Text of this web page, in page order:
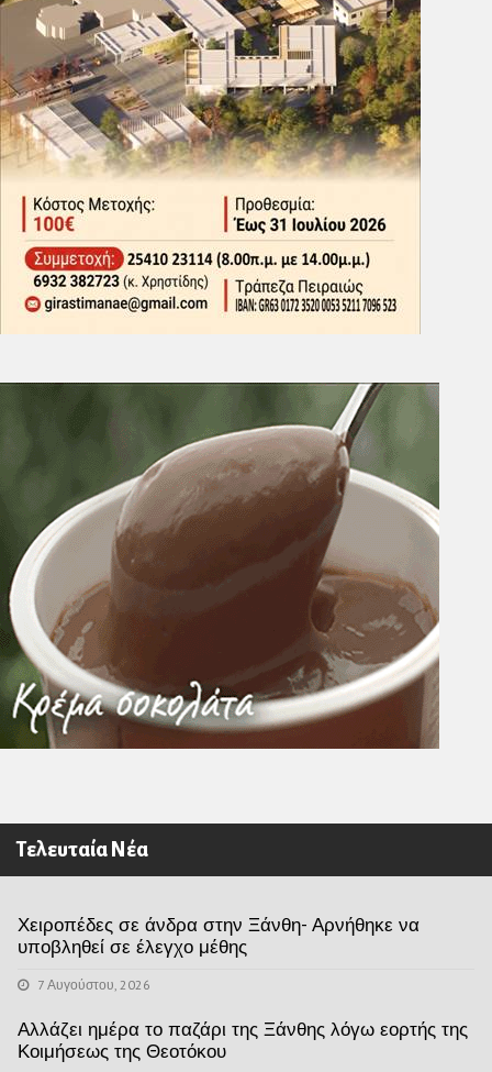
Τελευταία Νέα
Χειροπέδες σε άνδρα στην Ξάνθη- Αρνήθηκε να
υποβληθεί σε έλεγχο μέθης
7 Αυγούστου, 2026
Αλλάζει ημέρα το παζάρι της Ξάνθης λόγω εορτής της
Κοιμήσεως της Θεοτόκου